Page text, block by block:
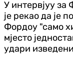
У интервјуу за
је рекао да је
Фордоу "само
мјесто
удари